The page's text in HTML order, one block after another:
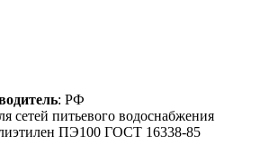
: РФ
сетей питьевого водоснабжения
ПЭ100 ГОСТ 16338-85